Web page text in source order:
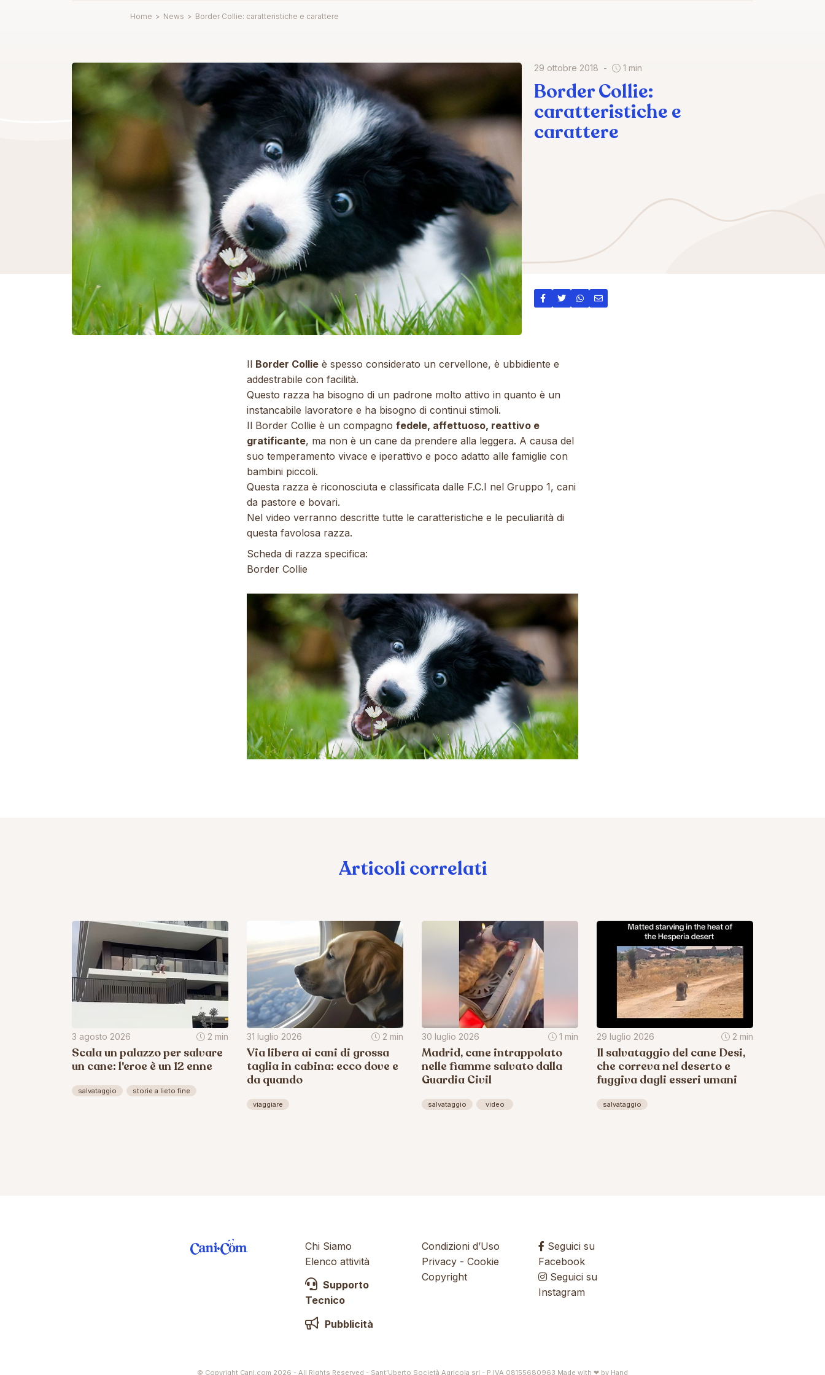
Home > News > Border Collie: caratteristiche e carattere
29 ottobre 2018 1 min
Border Collie:
caratteristiche e
carattere
Il Border Collie è spesso considerato un cervellone, è ubbidiente e
addestrabile con facilità.
Questo razza ha bisogno di un padrone molto attivo in quanto è un
instancabile lavoratore e ha bisogno di continui stimoli.
Il Border Collie è un compagno fedele, affettuoso, reattivo e
gratificante, ma non è un cane da prendere alla leggera. A causa del
suo temperamento vivace e iperattivo e poco adatto alle famiglie con
bambini piccoli.
Questa razza è riconosciuta e classificata dalle F.C.I nel Gruppo 1, cani
da pastore e bovari.
Nel video verranno descritte tutte le caratteristiche e le peculiarità di
questa favolosa razza.
Scheda di razza specifica:
Border Collie
Articoli correlati
3 agosto 2026 2 min
Scala un palazzo per salvare
un cane: l'eroe è un 12 enne
salvataggio storie a lieto fine
31 luglio 2026 2 min
Via libera ai cani di grossa
taglia in cabina: ecco dove e
da quando
viaggiare
30 luglio 2026 1 min
Madrid, cane intrappolato
nelle fiamme salvato dalla
Guardia Civil
salvataggio video
29 luglio 2026 2 min
Il salvataggio del cane Desi,
che correva nel deserto e
fuggiva dagli esseri umani
salvataggio
Chi Siamo
Elenco attività
Supporto
Tecnico
Pubblicità
Condizioni d’Uso
Privacy - Cookie
Copyright
Seguici su
Facebook
Seguici su
Instagram
© Copyright Cani.com 2026 - All Rights Reserved - Sant’Uberto Società Agricola srl - P.IVA 08155680963 Made with ❤ by Hand